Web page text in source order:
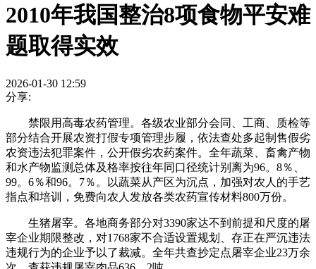
2010年我国整治8项食物平安难
题取得实效
2026-01-30 12:59
分享:
禁限用高毒农药管理。各级农业部分会同、工商、质检等
部分结合开展农资打假专项管理步履，依法查处多起制售假劣
农资违法犯罪案件，公开假劣农药案件。全年蔬菜、畜禽产物
和水产物监测总体及格率按往年同口径统计别离为96。8％、
99。6％和96。7％。以蔬菜从产区为沉点，加强对农人的手艺
指点和培训，免费向农人发放各类农药宣传材料800万份。
生猪屠宰。各地商务部分对3390家达不到前提和尺度的屠
宰企业期限整改，对1768家不合适设置规划、存正在严沉违法
违规行为的企业予以了裁减。全年共查抄定点屠宰企业23万余